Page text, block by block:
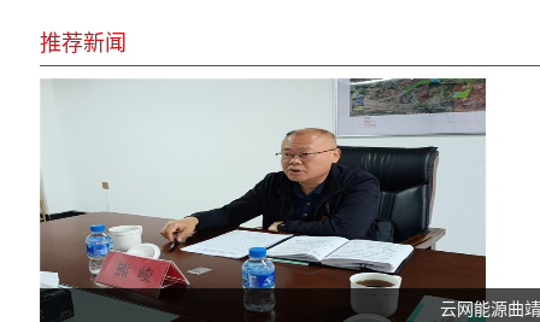
推荐新闻
云网能源曲